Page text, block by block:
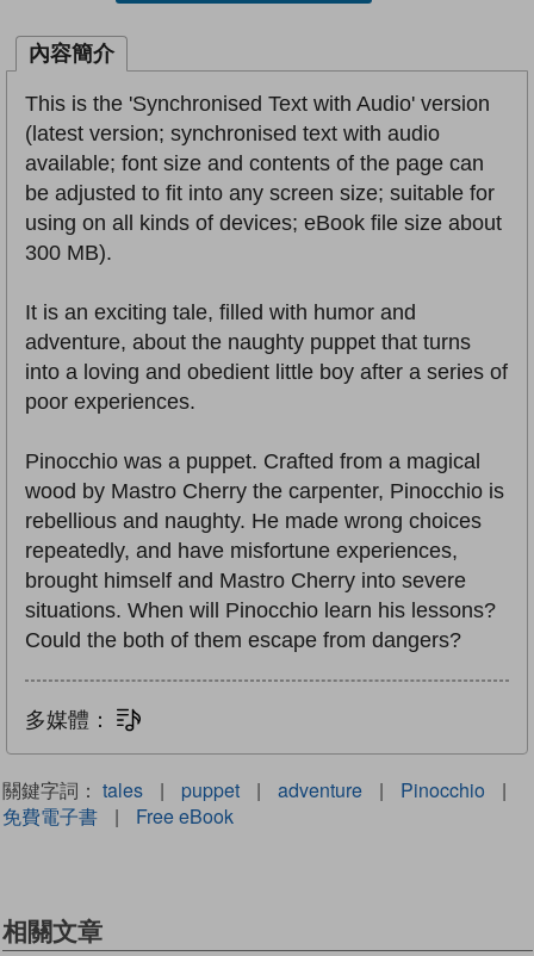
內容簡介
This is the 'Synchronised Text with Audio' version
(latest version; synchronised text with audio
available; font size and contents of the page can
be adjusted to fit into any screen size; suitable for
using on all kinds of devices; eBook file size about
300 MB).
It is an exciting tale, filled with humor and
adventure, about the naughty puppet that turns
into a loving and obedient little boy after a series of
poor experiences.
Pinocchio was a puppet. Crafted from a magical
wood by Mastro Cherry the carpenter, Pinocchio is
rebellious and naughty. He made wrong choices
repeatedly, and have misfortune experiences,
brought himself and Mastro Cherry into severe
situations. When will Pinocchio learn his lessons?
Could the both of them escape from dangers?
多媒體：
關鍵字詞： tales | puppet | adventure | Pinocchio
|
免費電子書
| Free eBook
相關文章